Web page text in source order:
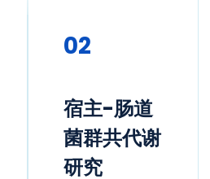
02
宿主-肠道
菌群共代谢
研究